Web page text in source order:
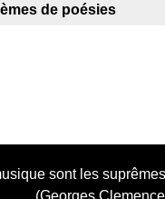
de poésies
sont les
(Georges